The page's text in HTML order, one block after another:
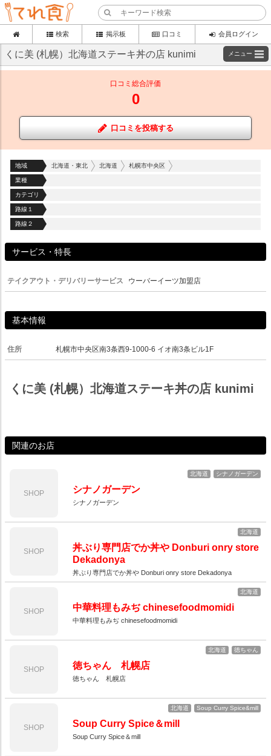
検索 掲示板 口コミ 会員ログイン
くに美 (札幌）北海道ステーキ丼の店 kunimi メニュー
口コミ総合評価
0
口コミを投稿する
地域 北海道・東北 北海道 札幌市中央区
業種
カテゴリ
路線１
路線２
サービス・特長
テイクアウト・デリバリーサービス ウーバーイーツ加盟店
基本情報
住所 札幌市中央区南3条西9-1000-6 イオ南3条ビル1F
くに美 (札幌）北海道ステーキ丼の店 kunimi
関連のお店
SHOP
北海道 シナノガーデン
シナノガーデン
シナノガーデン
SHOP
北海道
丼ぶり専門店でか丼や Donburi onry store
Dekadonya
丼ぶり専門店でか丼や Donburi onry store Dekadonya
SHOP
北海道
中華料理もみぢ chinesefoodmomidi
中華料理もみぢ chinesefoodmomidi
SHOP
北海道 徳ちゃん
徳ちゃん 札幌店
徳ちゃん 札幌店
SHOP
北海道 Soup Curry Spice&mill
Soup Curry Spice＆mill
Soup Curry Spice＆mill